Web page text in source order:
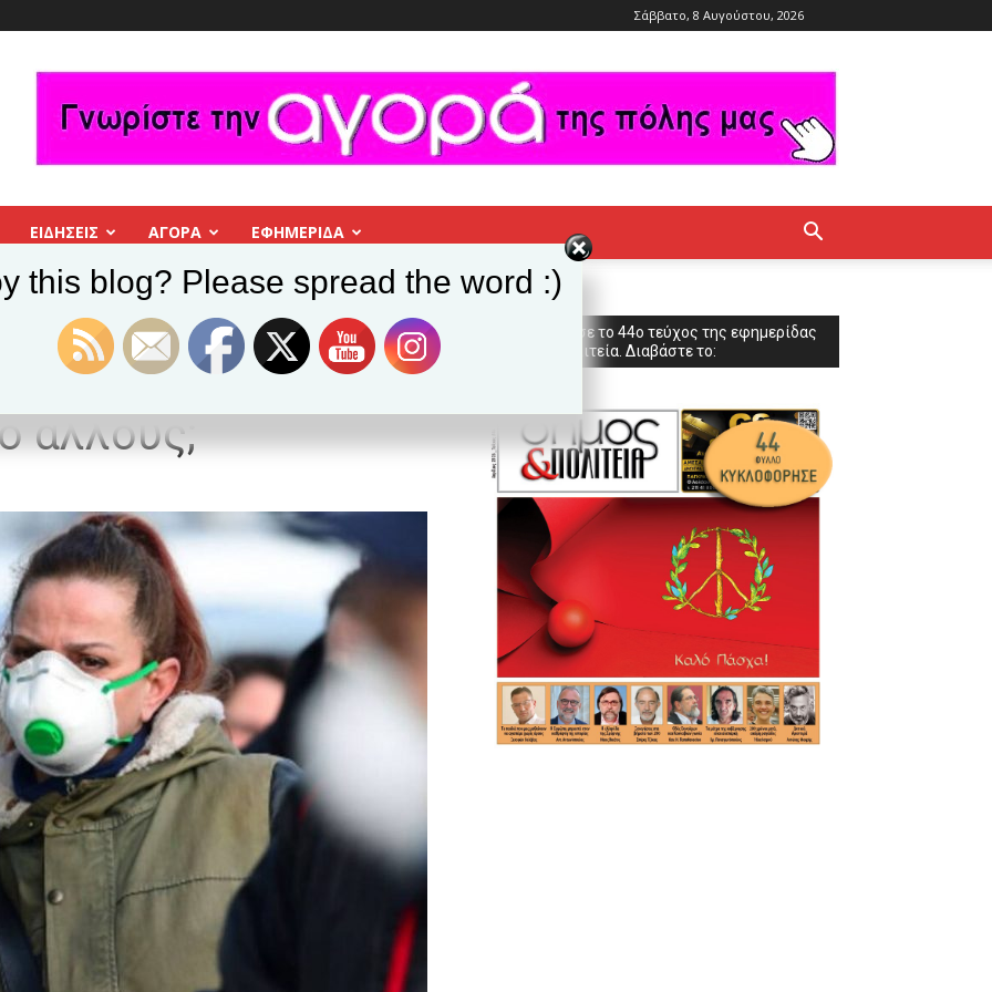
Σάββατο, 8 Αυγούστου, 2026
ΕΙΔΗΣΕΙΣ ΑΓΟΡΑ ΕΦΗΜΕΡΊΔΑ
όταν περνάς δίπλα από άλλους;
σου όταν
άλλους;
Κυκλοφόρησε το 44ο τεύχος της εφημερίδας
Δήμος & Πολιτεία. Διαβάστε το:
this blog? Please spread the word :)